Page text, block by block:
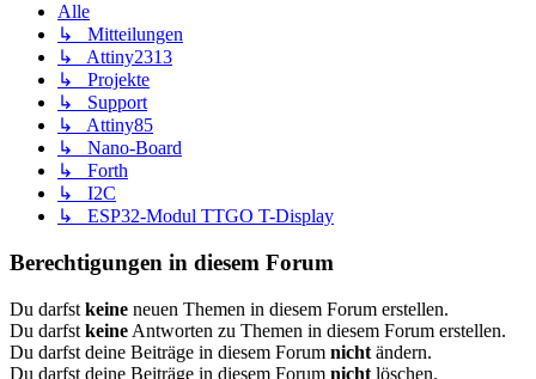
Alle
↳ Mitteilungen
↳ Attiny2313
↳ Projekte
↳ Support
↳ Attiny85
↳ Nano-Board
↳ Forth
↳ I2C
↳ ESP32-Modul TTGO T-Display
Berechtigungen in diesem Forum
Du darfst keine neuen Themen in diesem Forum erstellen.
Du darfst keine Antworten zu Themen in diesem Forum erstellen.
Du darfst deine Beiträge in diesem Forum nicht ändern.
Du darfst deine Beiträge in diesem Forum nicht löschen.